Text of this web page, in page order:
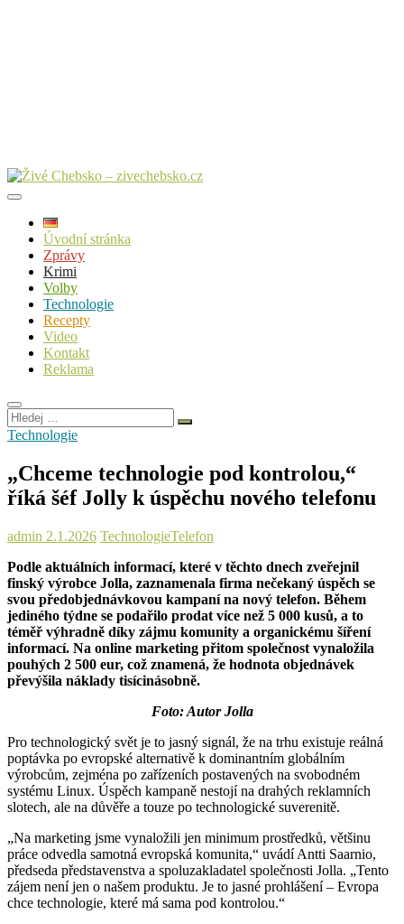
Úvodní stránka
Zprávy
Krimi
Volby
Technologie
Recepty
Video
Kontakt
Reklama
Hledej
…
Technologie
„Chceme technologie pod kontrolou,“
říká šéf Jolly k úspěchu nového telefonu
admin 2.1.2026 TechnologieTelefon
Podle aktuálních informací, které v těchto dnech zveřejnil
finský výrobce Jolla, zaznamenala firma nečekaný úspěch se
svou předobjednávkovou kampaní na nový telefon. Během
jediného týdne se podařilo prodat více než 5 000 kusů, a to
téměř výhradně díky zájmu komunity a organickému šíření
informací. Na online marketing přitom společnost vynaložila
pouhých 2 500 eur, což znamená, že hodnota objednávek
převýšila náklady tisícinásobně.
Foto: Autor Jolla
Pro technologický svět je to jasný signál, že na trhu existuje reálná
poptávka po evropské alternativě k dominantním globálním
výrobcům, zejména po zařízeních postavených na svobodném
systému Linux. Úspěch kampaně nestojí na drahých reklamních
slotech, ale na důvěře a touze po technologické suverenitě.
„Na marketing jsme vynaložili jen minimum prostředků, většinu
práce odvedla samotná evropská komunita,“ uvádí Antti Saarnio,
předseda představenstva a spoluzakladatel společnosti Jolla. „Tento
zájem není jen o našem produktu. Je to jasné prohlášení – Evropa
chce technologie, které má sama pod kontrolou.“